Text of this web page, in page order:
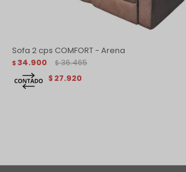
Sofa 2 cps COMFORT - Arena
$ 34.900 $ 36.465
$ 27.920